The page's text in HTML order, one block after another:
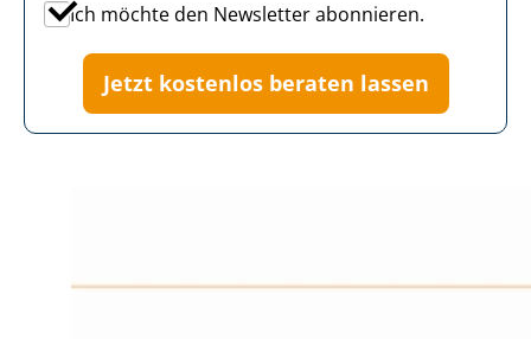
Ich möchte den Newsletter abonnieren.
Jetzt kostenlos beraten lassen